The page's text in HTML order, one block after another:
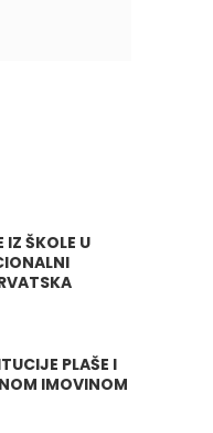
IZ ŠKOLE U
PLAŠE I
IMOVINOM